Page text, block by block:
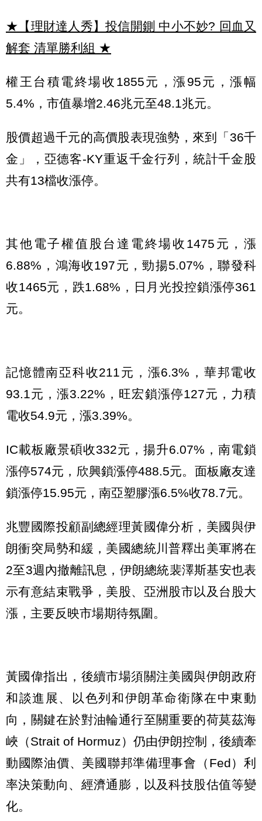
★【理財達人秀】投信開鍘 中小不妙? 回血又
解套 清單勝利組 ★
權王台積電終場收1855元，漲95元，漲幅
5.4%，市值暴增2.46兆元至48.1兆元。
股價超過千元的高價股表現強勢，來到「36千
金」，亞德客-KY重返千金行列，統計千金股
共有13檔收漲停。
其他電子權值股台達電終場收1475元，漲
6.88%，鴻海收197元，勁揚5.07%，聯發科
收1465元，跌1.68%，日月光投控鎖漲停361
元。
記憶體南亞科收211元，漲6.3%，華邦電收
93.1元，漲3.22%，旺宏鎖漲停127元，力積
電收54.9元，漲3.39%。
IC載板廠景碩收332元，揚升6.07%，南電鎖
漲停574元，欣興鎖漲停488.5元。面板廠友達
鎖漲停15.95元，南亞塑膠漲6.5%收78.7元。
兆豐國際投顧副總經理黃國偉分析，美國與伊
朗衝突局勢和緩，美國總統川普釋出美軍將在
2至3週內撤離訊息，伊朗總統裴澤斯基安也表
示有意結束戰爭，美股、亞洲股市以及台股大
漲，主要反映市場期待氛圍。
黃國偉指出，後續市場須關注美國與伊朗政府
和談進展、以色列和伊朗革命衛隊在中東動
向，關鍵在於對油輪通行至關重要的荷莫茲海
峽（Strait of Hormuz）仍由伊朗控制，後續牽
動國際油價、美國聯邦準備理事會（Fed）利
率決策動向、經濟通膨，以及科技股估值等變
化。